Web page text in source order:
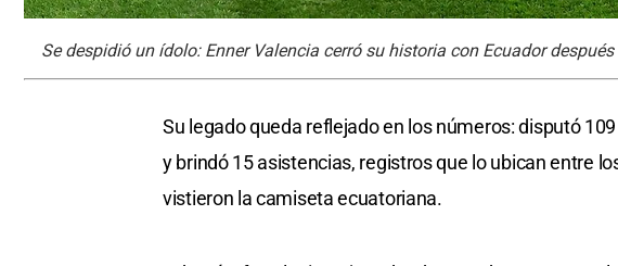
Se despidió un ídolo: Enner Valencia cerró su historia con Ecuador
Su legado queda reflejado en los números: disputó
y brindó 15 asistencias, registros que lo ubican entre
vistieron la camiseta ecuatoriana.